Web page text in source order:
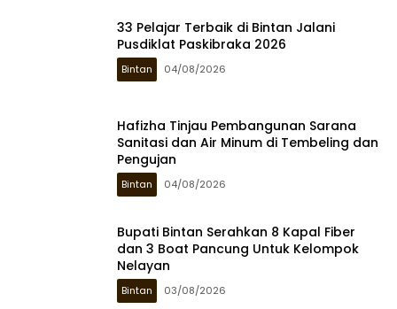
33 Pelajar Terbaik di Bintan Jalani
Pusdiklat Paskibraka 2026
Bintan 04/08/2026
Hafizha Tinjau Pembangunan Sarana
Sanitasi dan Air Minum di Tembeling dan
Pengujan
Bintan 04/08/2026
Bupati Bintan Serahkan 8 Kapal Fiber
dan 3 Boat Pancung Untuk Kelompok
Nelayan
Bintan 03/08/2026